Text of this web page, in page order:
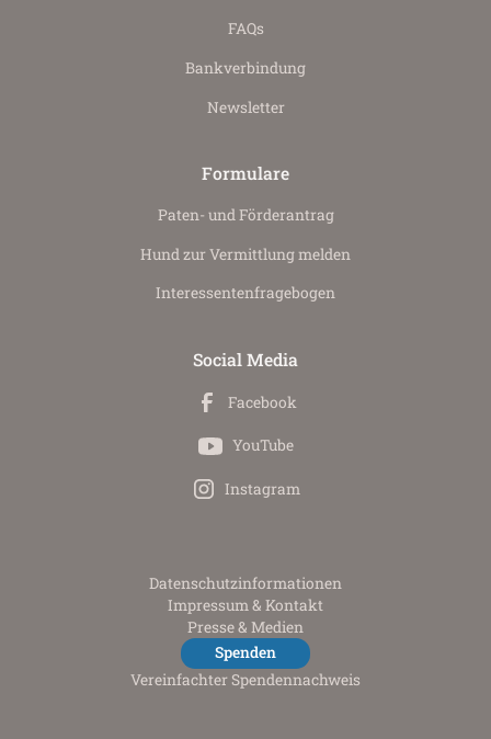
FAQs
Bankverbindung
Newsletter
Formulare
Paten- und Förderantrag
Hund zur Vermittlung melden
Interessenten­fragebogen
Social Media
Facebook
YouTube
Instagram
Datenschutz­informationen
Impressum & Kontakt
Presse & Medien
Spenden
Vereinfachter Spendennachweis